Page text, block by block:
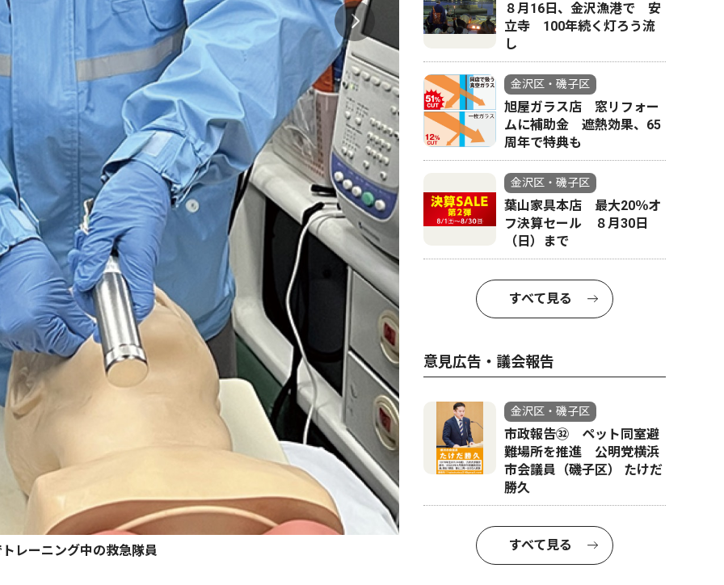
レーニング中の救急隊員
｢あんしん救急｣３つ
８月16日、金沢漁港で 安
立寺 100年続く灯ろう流
し
金沢区・磯子区
旭屋ガラス店 窓リフォー
ムに補助金 遮熱効果、65
周年で特典も
金沢区・磯子区
葉山家具本店 最大20％オ
フ決算セール ８月30日
（日）まで
すべて見る
意見広告・議会報告
金沢区・磯子区
市政報告㉜ ペット同室避
難場所を推進 公明党横浜
市会議員（磯子区） たけだ
勝久
すべて見る